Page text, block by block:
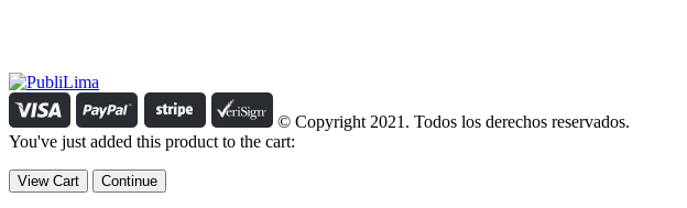
© Copyright 2021. Todos los derechos reservados.
You've just added this product to the cart:
View Cart Continue